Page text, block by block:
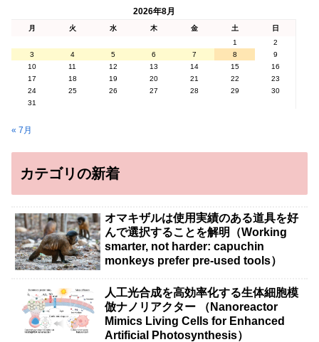
2026年8月
月 火 水 木 金 土
日
1
2
3
4 5 6 7 8
9
10
11 12 13 14 15
16
17
18 19 20 21 22
23
24
25 26 27 28 29
30
31
« 7月
カテゴリの新着
オマキザルは使用実績のある道具を好
んで選択することを解明（Working
smarter, not harder: capuchin
monkeys prefer pre-used tools）
人工光合成を高効率化する生体細胞模
倣ナノリアクター （Nanoreactor
Mimics Living Cells for Enhanced
Artificial Photosynthesis）